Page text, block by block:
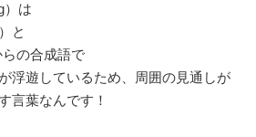
）は⁡
と⁡
の合成語で
浮遊しているため、周囲の見通しが
言葉なんです！